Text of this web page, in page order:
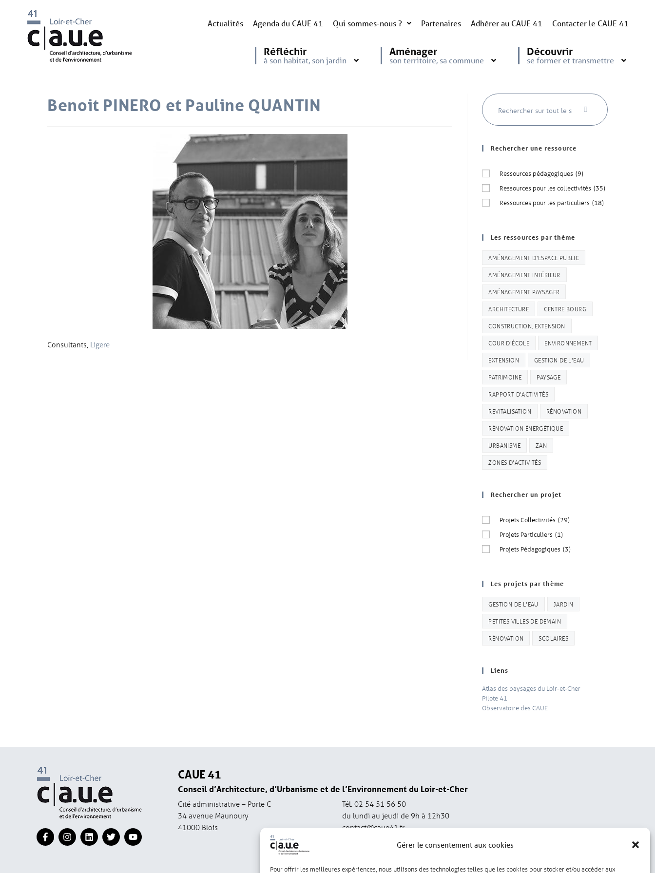
Gérer le consentement aux cookies
Pour offrir les meilleures expériences, nous utilisons des technologies telles que les cookies pour stocker et/ou accéder aux
Actualités Agenda du CAUE 41 Qui sommes-nous ? Partenaires Adhérer au CAUE 41 Contacter le CAUE 41
Réfléchir
à son habitat, son jardin
Aménager
son territoire, sa commune
Découvrir
se former et transmettre
Benoit PINERO et Pauline QUANTIN
Consultants, Ligere
Rechercher une ressource
Ressources pédagogiques (9)
Ressources pour les collectivités (35)
Ressources pour les particuliers (18)
Les ressources par thème
AMÉNAGEMENT D'ESPACE PUBLIC
AMÉNAGEMENT INTÉRIEUR
AMÉNAGEMENT PAYSAGER
ARCHITECTURE CENTRE BOURG
CONSTRUCTION, EXTENSION
COUR D'ÉCOLE ENVIRONNEMENT
EXTENSION GESTION DE L'EAU
PATRIMOINE PAYSAGE
RAPPORT D'ACTIVITÉS
REVITALISATION RÉNOVATION
RÉNOVATION ÉNERGÉTIQUE
URBANISME ZAN
ZONES D'ACTIVITÉS
Rechercher un projet
Projets Collectivités (29)
Projets Particuliers (1)
Projets Pédagogiques (3)
Les projets par thème
GESTION DE L'EAU JARDIN
PETITES VILLES DE DEMAIN
RÉNOVATION SCOLAIRES
Liens
Atlas des paysages du Loir-et-Cher
Pilote 41
Observatoire des CAUE
CAUE 41
Conseil d’Architecture, d’Urbanisme et de l’Environnement du Loir-et-Cher
Cité administrative – Porte C
34 avenue Maunoury
41000 Blois
Tél. 02 54 51 56 50
du lundi au jeudi de 9h à 12h30
contact@caue41.fr